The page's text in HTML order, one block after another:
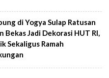
di Yogya Sulap Ratusan
Bekas Jadi Dekorasi HUT RI,
Sekaligus Ramah